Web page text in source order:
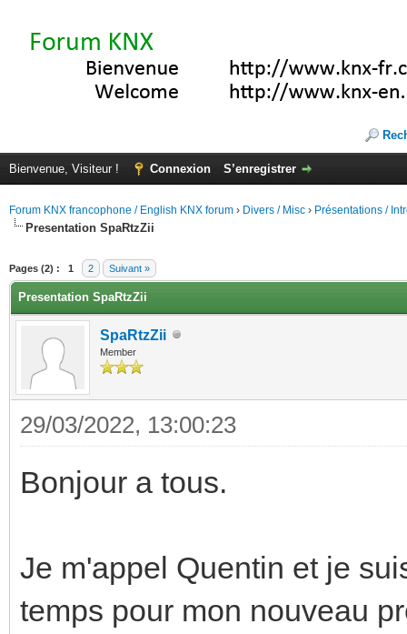
Bienvenue, Visiteur ! Connexion S’enregistrer
Forum KNX francophone / English KNX forum › Divers / Misc › Présentations /
Presentation SpaRtzZii
Pages (2) : 1 2 Suivant »
Presentation SpaRtzZii
SpaRtzZii
Member
29/03/2022, 13:00:23
Bonjour a tous.
Je m'appel Quentin et je
temps pour mon nouveau